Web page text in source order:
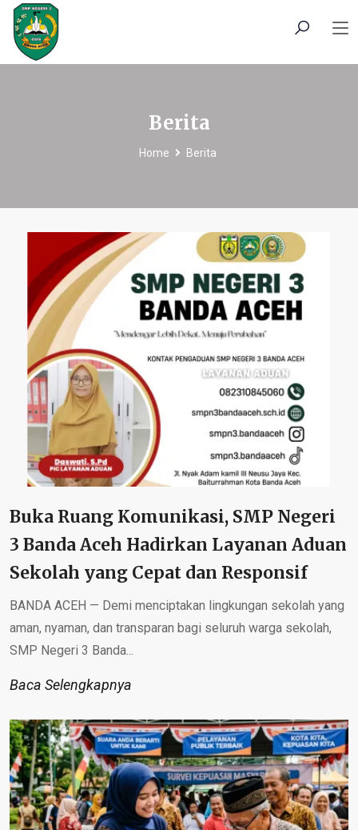
Berita
Home Berita
Buka Ruang Komunikasi, SMP Negeri
3 Banda Aceh Hadirkan Layanan Aduan
Sekolah yang Cepat dan Responsif
BANDA ACEH — Demi menciptakan lingkungan sekolah yang
aman, nyaman, dan transparan bagi seluruh warga sekolah,
SMP Negeri 3 Banda...
Baca Selengkapnya